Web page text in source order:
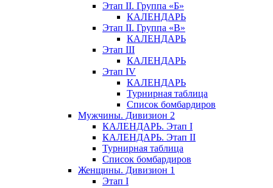
Этап II. Группа «Б»
КАЛЕНДАРЬ
Этап II. Группа «В»
КАЛЕНДАРЬ
Этап III
КАЛЕНДАРЬ
Этап IV
КАЛЕНДАРЬ
Турнирная таблица
Список бомбардиров
Мужчины. Дивизион 2
КАЛЕНДАРЬ. Этап I
КАЛЕНДАРЬ. Этап II
Турнирная таблица
Список бомбардиров
Женщины. Дивизион 1
Этап I